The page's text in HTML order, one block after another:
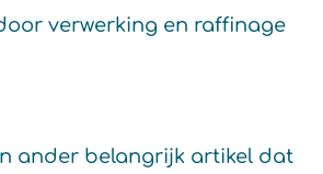
verwerking en raffinage
ander belangrijk artikel dat